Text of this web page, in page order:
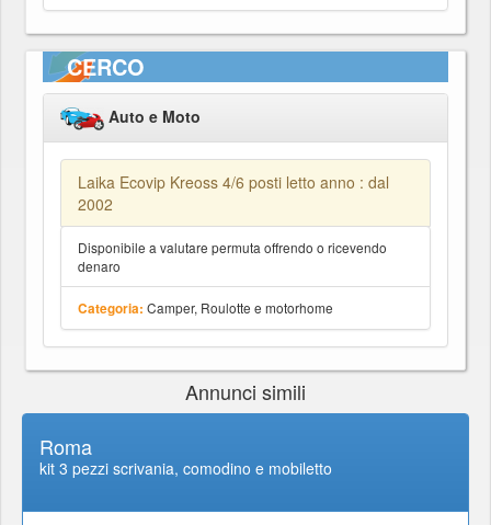
CERCO
Auto e Moto
Laika Ecovip Kreoss 4/6 posti letto anno : dal
2002
Disponibile a valutare permuta offrendo o ricevendo
denaro
Categoria: Camper, Roulotte e motorhome
Annunci simili
Roma
kit 3 pezzi scrivania, comodino e mobiletto